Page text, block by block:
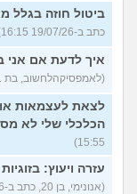
ביטול חוזה בגלל
כתב ב-19/07/26 16:15)
איך לדעת אם אני
(לאמפסיקהלחשוב, בת 21, כתבה ב-19/07/26 16:04)
לצאת לעצמאות
הכלכלי שלי לא
15:55)
עזרה ויעוץ:
(אנונימי, בן 20, כתב ב-19/07/26 15:44)